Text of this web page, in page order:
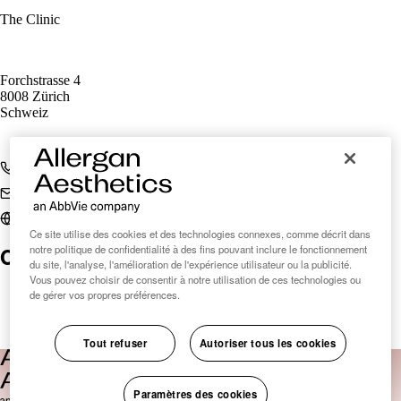
The Clinic
Forchstrasse 4
8008 Zürich
Schweiz
+41 44 380 14 00
praxis@the-clinic.ch
www.the-clinic.ch
Clinic Finder Suisse
Ce site utilise des cookies et des technologies connexes, comme décrit dans
notre politique de confidentialité à des fins pouvant inclure le fonctionnement
du site, l'analyse, l'amélioration de l'expérience utilisateur ou la publicité.
Vous pouvez choisir de consentir à notre utilisation de ces technologies ou
de gérer vos propres préférences.
Tout refuser Autoriser tous les cookies
Paramètres des cookies